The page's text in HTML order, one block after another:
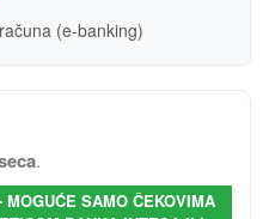
(e-banking)
.
SAMO ČEKOVIMA